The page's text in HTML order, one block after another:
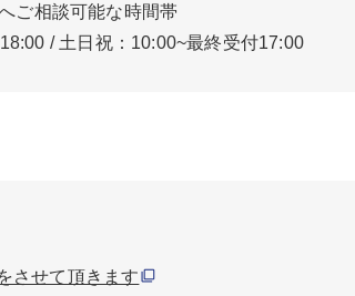
ご相談可能な時間帯
/ 土日祝：10:00~最終受付17:00
させて頂きます